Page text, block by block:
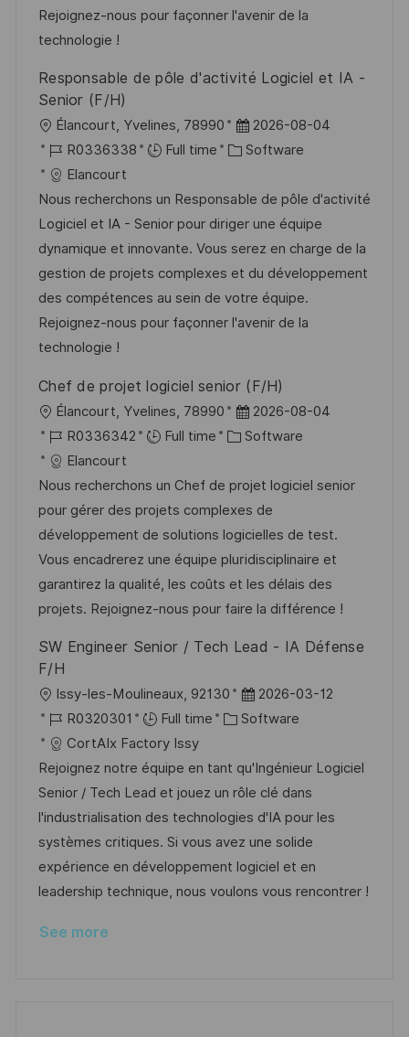
e
Rejoignez-nous pour façonner l'avenir de la
technologie !
Responsable de pôle d'activité Logiciel et IA -
Senior (F/H)
L
o
c
a
t
i
o
n
Élancourt, Yvelines, 78990
P
o
t
e
d
D
a
t
2026-08-04
J
o
b
I
d
R0336338 Full time
C
t
e
g
o
r
y
Software
Elancourt
Nous recherchons un Responsable de pôle d'activité
Logiciel et IA - Senior pour diriger une équipe
dynamique et innovante. Vous serez en charge de la
gestion de projets complexes et du développement
des compétences au sein de votre équipe.
Rejoignez-nous pour façonner l'avenir de la
technologie !
Chef de projet logiciel senior (F/H)
L
o
c
a
t
i
o
n
Élancourt, Yvelines, 78990
P
o
t
e
d
D
a
t
2026-08-04
J
o
b
I
d
R0336342 Full time
C
t
e
g
o
r
y
Software
Elancourt
Nous recherchons un Chef de projet logiciel senior
pour gérer des projets complexes de
développement de solutions logicielles de test.
Vous encadrerez une équipe pluridisciplinaire et
garantirez la qualité, les coûts et les délais des
projets. Rejoignez-nous pour faire la différence !
SW Engineer Senior / Tech Lead - IA Défense
F/H
L
o
c
a
t
i
o
n
Issy-les-Moulineaux, 92130
P
o
t
e
d
D
a
t
2026-03-12
J
o
b
I
d
R0320301 Full time
C
t
e
g
o
r
y
Software
CortAIx Factory Issy
Rejoignez notre équipe en tant qu'Ingénieur Logiciel
Senior / Tech Lead et jouez un rôle clé dans
l'industrialisation des technologies d'IA pour les
systèmes critiques. Si vous avez une solide
expérience en développement logiciel et en
leadership technique, nous voulons vous rencontrer !
See more